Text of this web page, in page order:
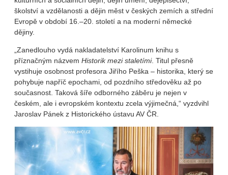
školství a vzdělanosti a dějin měst v českých zemích a střední
Evropě v období 16.–20. století a na moderní německé
dějiny.
„Zanedlouho vydá nakladatelství Karolinum knihu s
příznačným názvem Historik mezi staletími. Titul přesně
vystihuje osobnost profesora Jiřího Peška – historika, který se
pohybuje napříč epochami, od pozdního středověku až po
současnost. Taková šíře odborného záběru je nejen v
českém, ale i evropském kontextu zcela výjimečná,“ vyzdvihl
Jaroslav Pánek z Historického ústavu AV ČR.